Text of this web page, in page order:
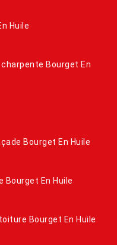
Huile
Bourget En
Bourget En Huile
En Huile
Bourget En Huile